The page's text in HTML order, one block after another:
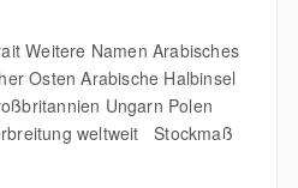
Weitere Namen Arabisches
Osten Arabische Halbinsel
Ungarn Polen
weltweit Stockmaß